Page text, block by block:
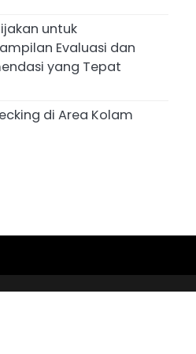
untuk
Evaluasi dan
yang Tepat
di Area Kolam